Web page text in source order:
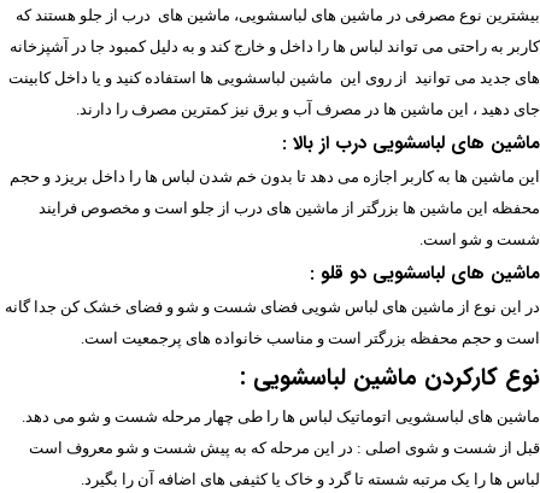
بیشترین نوع مصرفی در ماشین های لباسشویی، ماشین های درب از جلو هستند که
کاربر به راحتی می تواند لباس ها را داخل و خارج کند و به دلیل کمبود جا در آشپزخانه
های جدید می توانید از روی این ماشین لباسشویی ها استفاده کنید و یا داخل کابینت
جای دهید ، این ماشین ها در مصرف آب و برق نیز کمترین مصرف را دارند.
ماشین های لباسشویی درب از بالا :
این ماشین ها به کاربر اجازه می دهد تا بدون خم شدن لباس ها را داخل بریزد و حجم
محفظه این ماشین ها بزرگتر از ماشین های درب از جلو است و مخصوص فرایند
شست و شو است.
ماشین های لباسشویی دو قلو :
در این نوع از ماشین های لباس شویی فضای شست و شو و فضای خشک کن جدا گانه
است و حجم محفظه بزرگتر است و مناسب خانواده های پرجمعیت است.
نوع کارکردن ماشین لباسشویی :
ماشین های لباسشویی اتوماتیک لباس ها را طی چهار مرحله شست و شو می دهد.
قبل از شست و شوی اصلی : در این مرحله که به پیش شست و شو معروف است
لباس ها را یک مرتبه شسته تا گرد و خاک یا کثیفی های اضافه آن را بگیرد.